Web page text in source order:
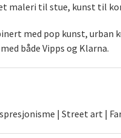
maleri til stue, kunst til
med pop kunst, urban
både Vipps og Klarna.
| Street art |